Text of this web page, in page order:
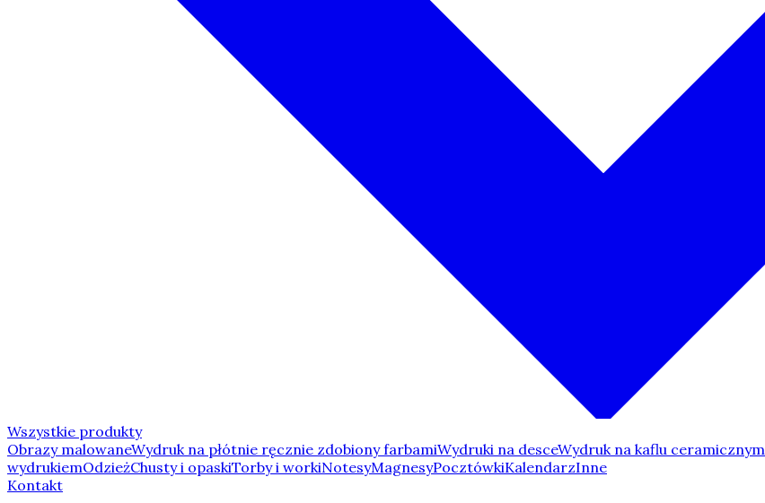
Wszystkie produkty
Obrazy malowaneWydruk na płótnie ręcznie zdobiony farbamiWydruki na desceWydruk na kaflu ceramicznym
wydrukiemOdzieżChusty i opaskiTorby i workiNotesyMagnesyPocztówkiKalendarzInne
Kontakt